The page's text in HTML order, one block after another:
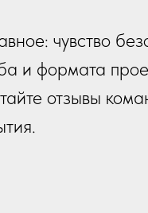
чувство
и формата
отзывы